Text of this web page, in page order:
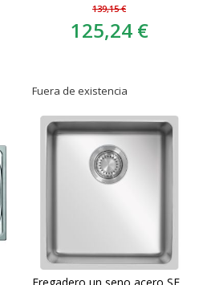
139,15 €
125,24 €
Fuera de existencia